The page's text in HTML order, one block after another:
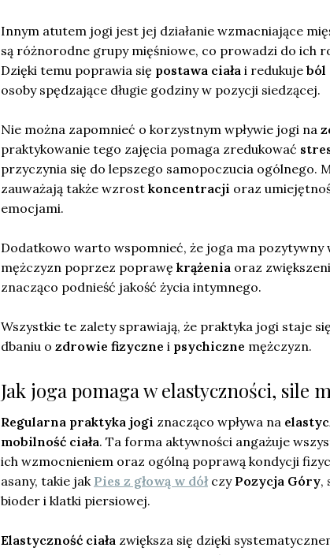
Innym atutem jogi jest jej działanie wzmacniające
są różnorodne grupy mięśniowe, co prowadzi do ich
Dzięki temu poprawia się postawa ciała i redukuje ból
osoby spędzające długie godziny w pozycji siedzącej.
Nie można zapomnieć o korzystnym wpływie jogi na
praktykowanie tego zajęcia pomaga zredukować
przyczynia się do lepszego samopoczucia ogólnego.
zauważają także wzrost koncentracji oraz
emocjami.
Dodatkowo warto wspomnieć, że joga ma pozytywny
mężczyzn poprzez poprawę krążenia oraz
znacząco podnieść jakość życia intymnego.
Wszystkie te zalety sprawiają, że praktyka jogi staje
dbaniu o zdrowie fizyczne i psychiczne mężczyzn.
Jak joga pomaga w elastyczności, sile
Regularna praktyka jogi znacząco wpływa na
mobilność ciała. Ta forma aktywności angażuje
ich wzmocnieniem oraz ogólną poprawą kondycji
asany, takie jak Pies z głową w dółczy Pozycja Góry,
bioder i klatki piersiowej.
Elastyczność ciała zwiększa się dzięki